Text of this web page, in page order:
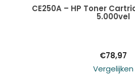
Toevoegen aan
CE250A – HP Toner
5.000vel
€78,97
Vergelijken